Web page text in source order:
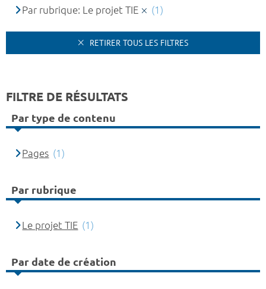
Par rubrique: Le projet TIE
(1)
RETIRER TOUS LES FILTRES
FILTRE DE RÉSULTATS
Par type de contenu
Pages (1)
Par rubrique
Le projet TIE (1)
Par date de création